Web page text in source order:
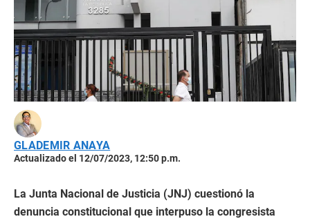
GLADEMIR ANAYA
Actualizado el 12/07/2023, 12:50 p.m.
La Junta Nacional de Justicia (JNJ) cuestionó la
denuncia constitucional que interpuso la congresista